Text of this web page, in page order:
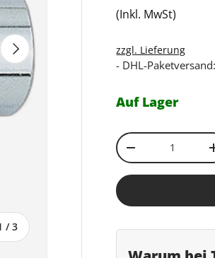
/von
3
Nächste
(Inkl. MwSt)
zzgl. Lieferung
- DHL-
Auf Lager
Anzahl
Menge